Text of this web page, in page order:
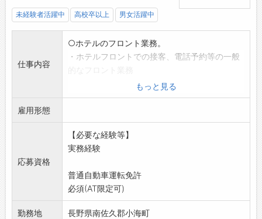
未経験者活躍中 高校卒以上 男女活躍中
仕事内容
○ホテルのフロント業務。
・ホテルフロントでの接客、電話予約等の一般
・フロント以外のホテル内他部署応援をするこ
ともあります。
ビス業務応援
客室清掃係でのベッドメイク等の清掃業
務応援
もっと見る
雇用形態
応募資格
【必要な経験等】
実務経験
普通自動車運転免許
必須(AT限定可)
勤務地 長野県南佐久郡小海町